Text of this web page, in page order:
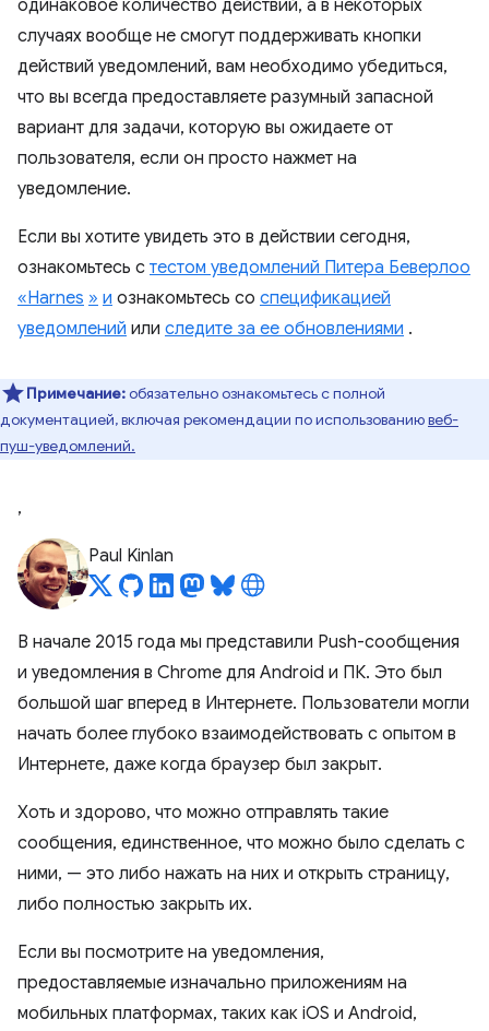
одинаковое количество действий, а в некоторых
случаях вообще не смогут поддерживать кнопки
действий уведомлений, вам необходимо убедиться,
что вы всегда предоставляете разумный запасной
вариант для задачи, которую вы ожидаете от
пользователя, если он просто нажмет на
уведомление.
Если вы хотите увидеть это в действии сегодня,
ознакомьтесь с тестом уведомлений Питера Беверлоо
«Harnes » и ознакомьтесь со спецификацией
уведомлений или следите за ее обновлениями .
Примечание:обязательно ознакомьтесь с полной
документацией, включая рекомендации по использованиювеб-
пуш-уведомлений.
,
Paul Kinlan
В начале 2015 года мы представили Push-сообщения
и уведомления в Chrome для Android и ПК. Это был
большой шаг вперед в Интернете. Пользователи могли
начать более глубоко взаимодействовать с опытом в
Интернете, даже когда браузер был закрыт.
Хоть и здорово, что можно отправлять такие
сообщения, единственное, что можно было сделать с
ними, — это либо нажать на них и открыть страницу,
либо полностью закрыть их.
Если вы посмотрите на уведомления,
предоставляемые изначально приложениям на
мобильных платформах, таких как iOS и Android,